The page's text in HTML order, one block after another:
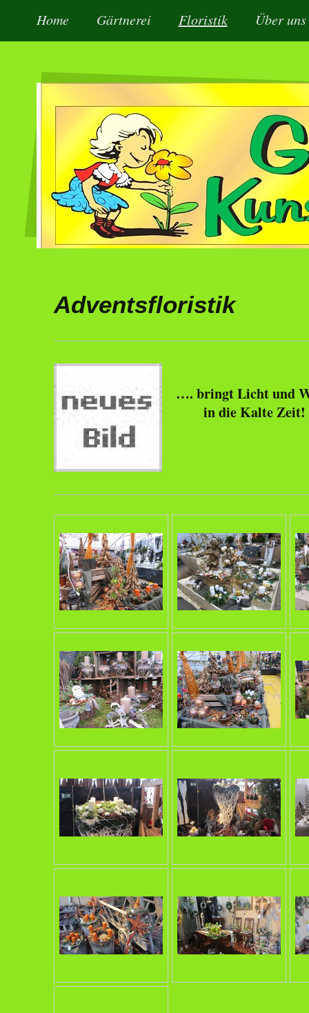
Home Gärtnerei Floristik Über uns
Adventsfloristik
…. bringt Licht und
in die Kalte Zeit!